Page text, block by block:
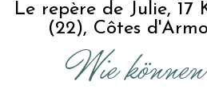
(22), Côtes
Wie